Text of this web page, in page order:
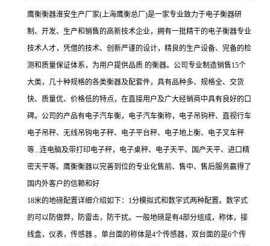
鹰衡衡器淮安生产厂家(上海鹰衡总厂)是一家专业致力于电子衡器研
制、开发、生产和销售的高新技术企业，拥有一批精干的电子衡器专业
技术人才，凭借的技术、创新严谨的设计，精良的生产设备、完备的检
测和质量保证体系，为用户提供品质 的衡器。公司专业制造销售15个
大类，几十种规格的各类衡器及配套件，具有品种多、规格全、交货
快、质量优、价格低的特点，在直接用户及广大经销商中具有良好的口
碑。公司的产品有电子汽车衡，电子汽车衡称，电子吊钩秤、直视行车
电子吊秤、无线吊钩电子秤、电子平台秤、电子地上衡、电子叉车秤
等...连电脑及带打印电子秤，电子桌秤、电子天平、国产天平、进口精
密天平等。鹰衡衡器以完善到位的专业化售前、售中、售后服务赢得了
国内外客户的信赖和好
18米的地磅配置详细介绍如下：1分模拟式和数字式两种配置。数字式
的可以防做弊，防雷击，防干扰。一般地磅是有4部分组成，称体，接
线盒，仪表，传感器 。单台面的称体是4个传感器，双台面的是6个传